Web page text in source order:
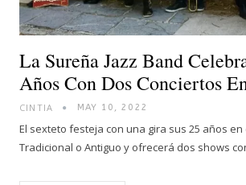
La Sureña Jazz Band
Años Con Dos Conciertos
CINTIA MAY 10, 2022
El sexteto festeja con una gira sus 25 años en
Tradicional o Antiguo y ofrecerá dos shows